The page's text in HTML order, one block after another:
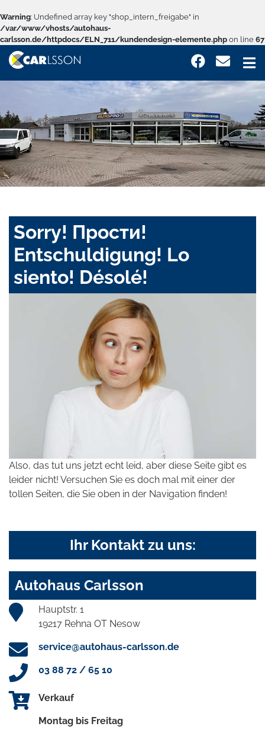
Warning: Undefined array key "shop_intern_freigabe" in
/var/www/vhosts/autohaus-
carlsson.de/httpdocs/ELN_711/kundendesign-elemente.php on line 67
Sorry! Прости!
Entschuldigung! Lo
siento! Désolé!
Also, das tut uns jetzt echt leid, aber diese Seite gibt es
leider nicht! Versuchen Sie es doch mal mit einer der
tollen Seiten, die Sie oben in der Navigation finden!
Ihr Kontakt zu uns:
Autohaus Carlsson
Hauptstr. 1
19217 Rehna OT Nesow
service@autohaus-carlsson.de
03 88 72 / 65 10
Verkauf
Montag bis Freitag